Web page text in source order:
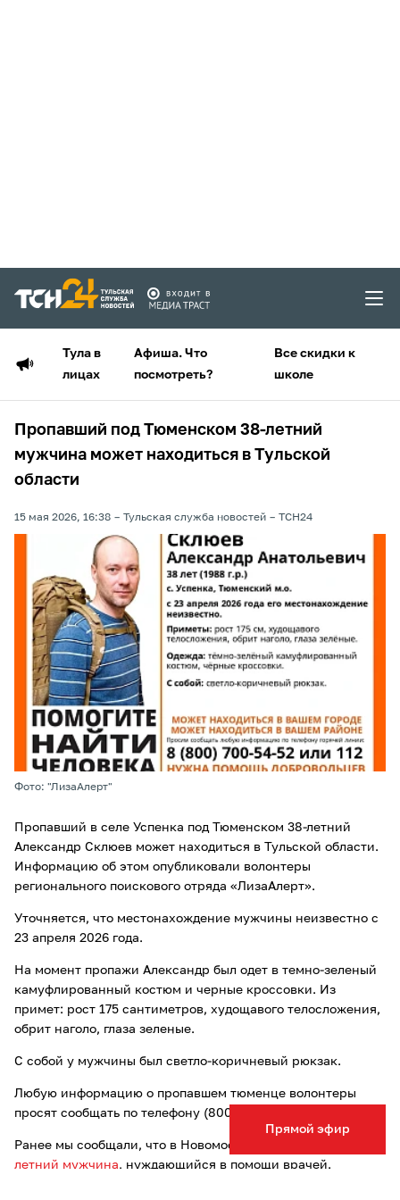
Тула в
лицах
Афиша. Что
посмотреть?
Все скидки к
школе
Прямой эфир
Пропавший под Тюменском 38-летний
мужчина может находиться в Тульской
области
15 мая 2026, 16:38 Тульская служба новостей ТСН24
Фото: "ЛизаАлерт"
Пропавший в селе Успенка под Тюменском 38-летний
Александр Склюев может находиться в Тульской области.
Информацию об этом опубликовали волонтеры
регионального поискового отряда «ЛизаАлерт».
Уточняется, что местонахождение мужчины неизвестно с
23 апреля 2026 года.
На момент пропажи Александр был одет в темно-зеленый
камуфлированный костюм и черные кроссовки. Из
примет: рост 175 сантиметров, худощавого телосложения,
обрит наголо, глаза зеленые.
С собой у мужчины был светло-коричневый рюкзак.
Любую информацию о пропавшем тюменце волонтеры
просят сообщать по телефону (800) 700-54-52 или 112.
Ранее мы сообщали, что в Новомосковске пропал
летний мужчина, нуждающийся в помощи врачей.